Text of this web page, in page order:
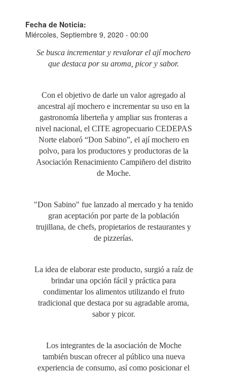
Fecha de Noticia:
Miércoles, Septiembre 9, 2020 - 00:00
Se busca incrementar y revalorar el ají mochero
que destaca por su aroma, picor y sabor.
Con el objetivo de darle un valor agregado al
ancestral ají mochero e incrementar su uso en la
gastronomía liberteña y ampliar sus fronteras a
nivel nacional, el CITE agropecuario CEDEPAS
Norte elaboró “Don Sabino”, el ají mochero en
polvo, para los productores y productoras de la
Asociación Renacimiento Campiñero del distrito
de Moche.
"Don Sabino" fue lanzado al mercado y ha tenido
gran aceptación por parte de la población
trujillana, de chefs, propietarios de restaurantes y
de pizzerías.
La idea de elaborar este producto, surgió a raíz de
brindar una opción fácil y práctica para
condimentar los alimentos utilizando el fruto
tradicional que destaca por su agradable aroma,
sabor y picor.
Los integrantes de la asociación de Moche
también buscan ofrecer al público una nueva
experiencia de consumo, así como posicionar el